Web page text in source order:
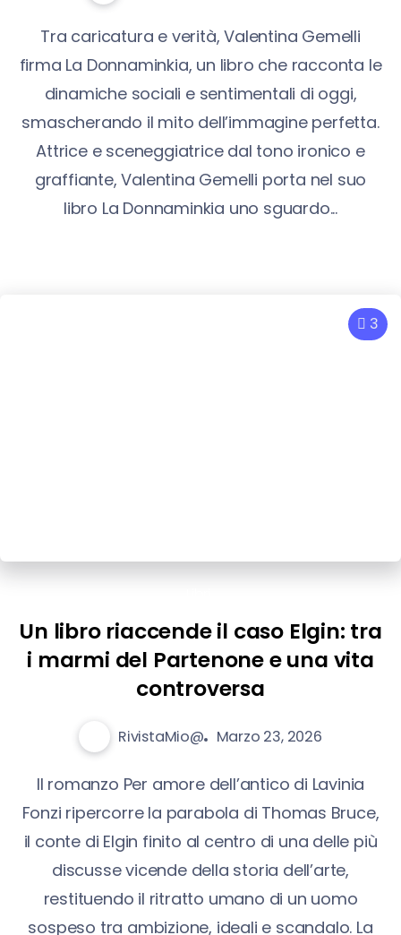
Tra caricatura e verità, Valentina Gemelli
firma La Donnaminkia, un libro che racconta le
dinamiche sociali e sentimentali di oggi,
smascherando il mito dell’immagine perfetta.
Attrice e sceneggiatrice dal tono ironico e
graffiante, Valentina Gemelli porta nel suo
libro La Donnaminkia uno sguardo...
3
Un libro riaccende il caso Elgin: tra
i marmi del Partenone e una vita
controversa
RivistaMio@ Marzo 23, 2026
Il romanzo Per amore dell’antico di Lavinia
Fonzi ripercorre la parabola di Thomas Bruce,
il conte di Elgin finito al centro di una delle più
discusse vicende della storia dell’arte,
restituendo il ritratto umano di un uomo
sospeso tra ambizione, ideali e scandalo. La